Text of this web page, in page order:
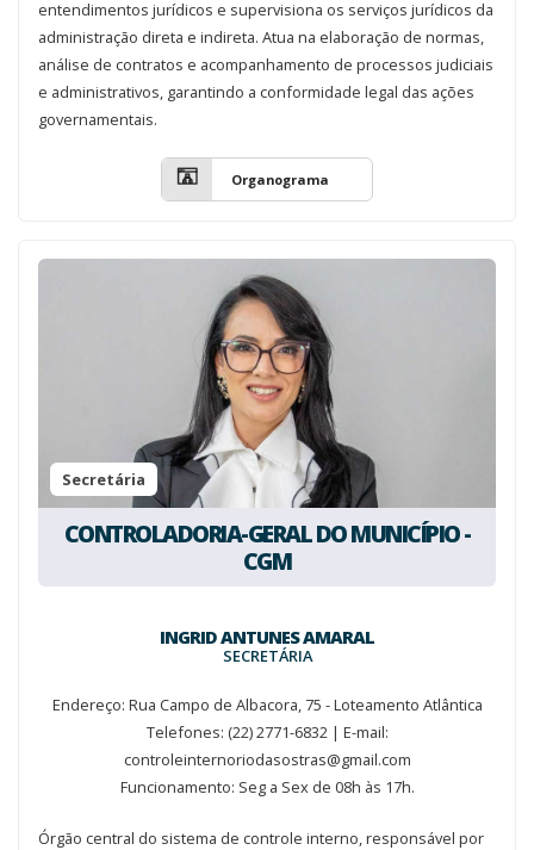
entendimentos jurídicos e supervisiona os serviços jurídicos da
administração direta e indireta. Atua na elaboração de normas,
análise de contratos e acompanhamento de processos judiciais
e administrativos, garantindo a conformidade legal das ações
governamentais.
Organograma
Secretária
CONTROLADORIA-GERAL DO MUNICÍPIO -
CGM
INGRID ANTUNES AMARAL
SECRETÁRIA
Endereço: Rua Campo de Albacora, 75 - Loteamento Atlântica
Telefones: (22) 2771-6832 | E-mail:
controleinternoriodasostras@gmail.com
Funcionamento: Seg a Sex de 08h às 17h.
Órgão central do sistema de controle interno, responsável por